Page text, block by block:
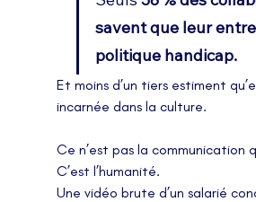
savent que leur
politique handicap.
Et moins d’un tiers estiment
incarnée dans la culture.
Ce n’est pas la communication
C’est l’humanité.
Une vidéo brute d’un salarié